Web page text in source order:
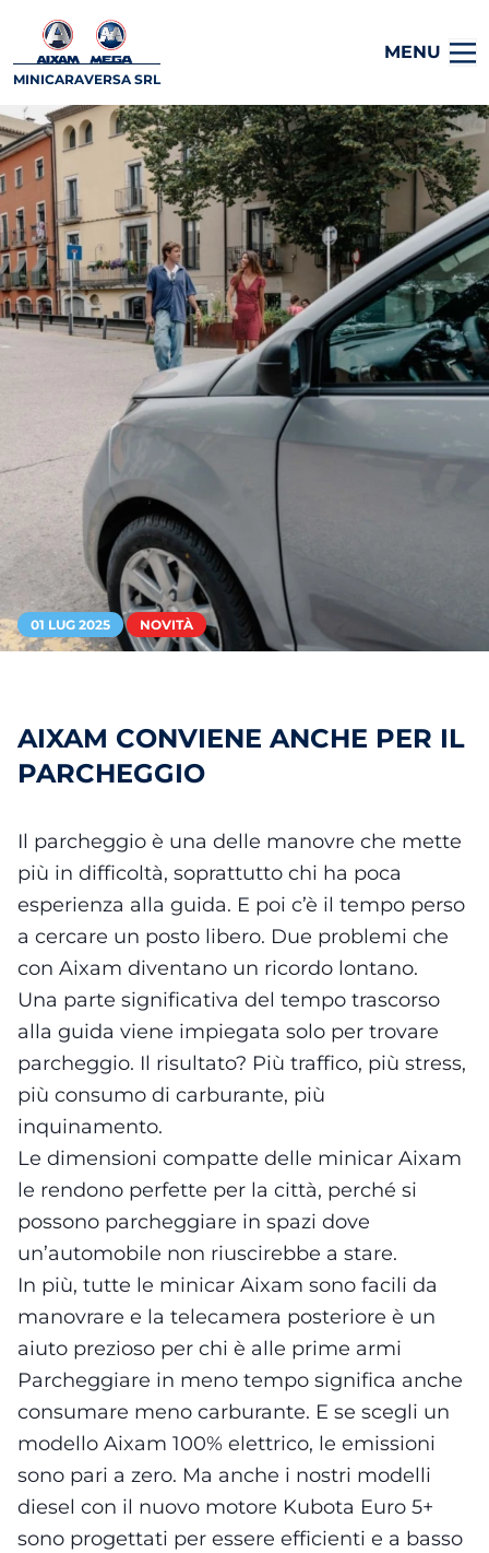
MINICARAVERSA SRL
MENU
01 LUG 2025 NOVITÀ
AIXAM CONVIENE ANCHE PER IL
PARCHEGGIO
Il parcheggio è una delle manovre che mette
più in difficoltà, soprattutto chi ha poca
esperienza alla guida. E poi c’è il tempo perso
a cercare un posto libero. Due problemi che
con Aixam diventano un ricordo lontano.
Una parte significativa del tempo trascorso
alla guida viene impiegata solo per trovare
parcheggio. Il risultato? Più traffico, più stress,
più consumo di carburante, più
inquinamento.
Le dimensioni compatte delle minicar Aixam
le rendono perfette per la città, perché si
possono parcheggiare in spazi dove
un’automobile non riuscirebbe a stare.
In più, tutte le minicar Aixam sono facili da
manovrare e la telecamera posteriore è un
aiuto prezioso per chi è alle prime armi
Parcheggiare in meno tempo significa anche
consumare meno carburante. E se scegli un
modello Aixam 100% elettrico, le emissioni
sono pari a zero. Ma anche i nostri modelli
diesel con il nuovo motore Kubota Euro 5+
sono progettati per essere efficienti e a basso